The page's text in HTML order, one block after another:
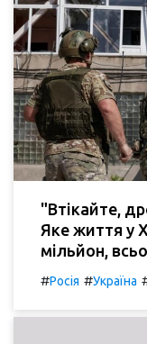
"Втікайте,
Яке життя у
мільйон,
#Росія #Україна